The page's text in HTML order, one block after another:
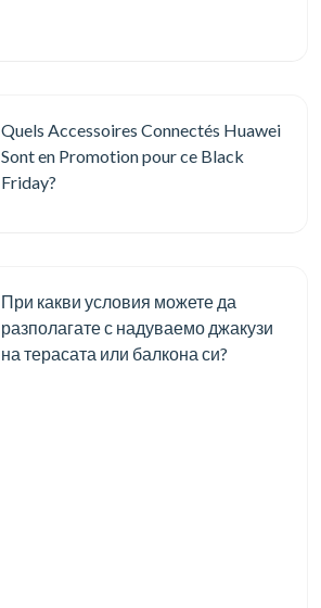
Quels Accessoires Connectés Huawei
Sont en Promotion pour ce Black
Friday?
При какви условия можете да
разполагате с надуваемо джакузи
на терасата или балкона си?